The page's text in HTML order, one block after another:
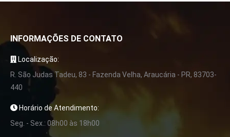
INFORMAÇÕES DE CONTATO
Localização:
R. São Judas Tadeu, 83 - Fazenda Velha, Araucária - PR, 83703-
440
Horário de Atendimento:
Seg. - Sex.: 08h00 às 18h00